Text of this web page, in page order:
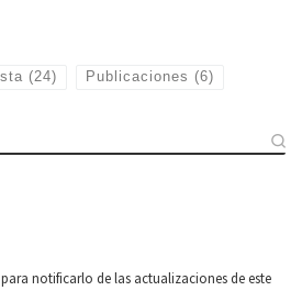
(24) Publicaciones (6)
notificarlo de las actualizaciones de este